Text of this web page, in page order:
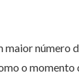
número
o